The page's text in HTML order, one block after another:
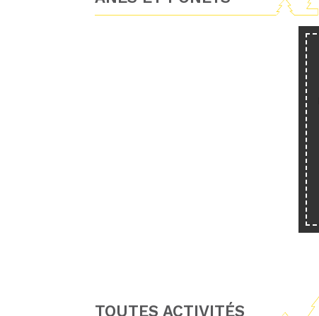
TOUTES ACTIVITÉS